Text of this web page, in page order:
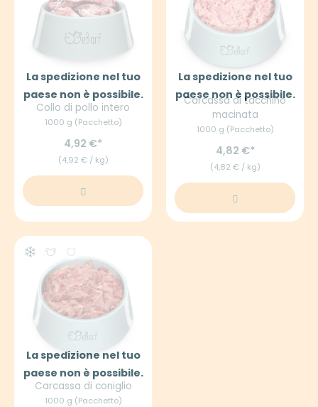
La spedizione nel tuo
paese non è possibile.
Collo di pollo intero
1000 g (Pacchetto)
4,92 €
(4,92 € / kg)
La spedizione nel tuo
paese non è possibile.
Carcassa di tacchino
macinata
1000 g (Pacchetto)
4,82 €
(4,82 € / kg)
La spedizione nel tuo
paese non è possibile.
Carcassa di coniglio
1000 g (Pacchetto)